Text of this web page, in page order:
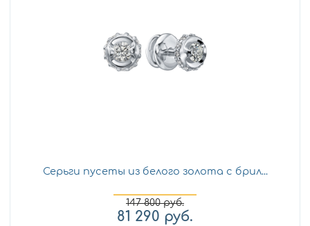
Серьги пусеты из белого золота с брил...
147 800руб.
81 290 руб.